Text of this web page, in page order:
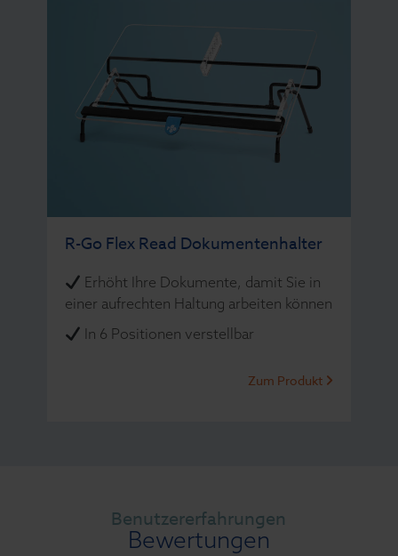
R-Go Flex Read Dokumentenhalter
Erhöht Ihre Dokumente, damit Sie in
einer aufrechten Haltung arbeiten können
In 6 Positionen verstellbar
Zum Produkt
Benutzererfahrungen
Bewertungen